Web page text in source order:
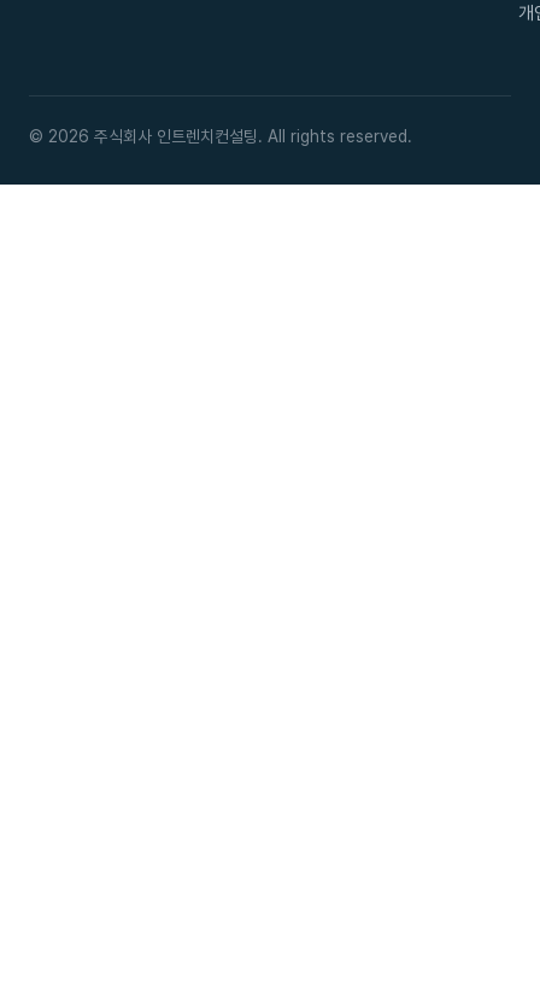
개
© 2026 주식회사 인트렌치컨설팅. All rights reserved.